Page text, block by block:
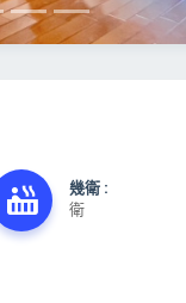
幾衛 :
衛